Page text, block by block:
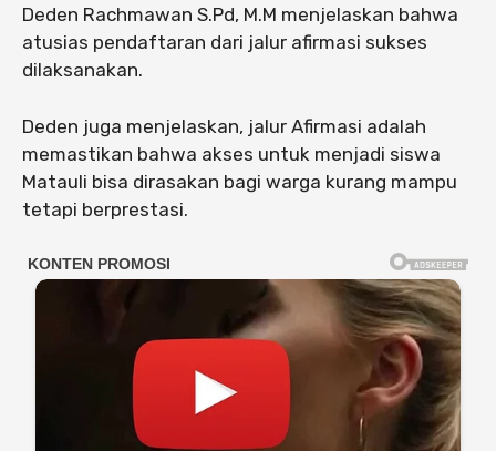
Deden Rachmawan S.Pd, M.M menjelaskan bahwa
atusias pendaftaran dari jalur afirmasi sukses
dilaksanakan.
Deden juga menjelaskan, jalur Afirmasi adalah
memastikan bahwa akses untuk menjadi siswa
Matauli bisa dirasakan bagi warga kurang mampu
tetapi berprestasi.